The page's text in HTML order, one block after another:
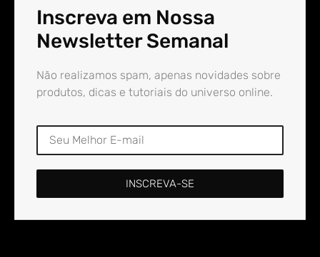
Inscreva em Nossa
Newsletter Semanal
Não realizamos spam, apenas novidades sobre
produtos, dicas e tutoriais do universo online.
INSCREVA-SE